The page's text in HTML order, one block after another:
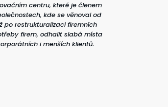
centru, které je členem
kde se věnoval od
po restrukturalizaci firemních
firem, odhalit slabá místa
i menších klientů.